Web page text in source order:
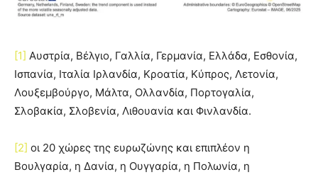
[1] Αυστρία, Βέλγιο, Γαλλία, Γερμανία, Ελλάδα, Εσθονία,
Ισπανία, Ιταλία Ιρλανδία, Κροατία, Κύπρος, Λετονία,
Λουξεμβούργο, Μάλτα, Ολλανδία, Πορτογαλία,
Σλοβακία, Σλοβενία, Λιθουανία και Φινλανδία.
[2] οι 20 χώρες της ευρωζώνης και επιπλέον η
Βουλγαρία, η Δανία, η Ουγγαρία, η Πολωνία, η